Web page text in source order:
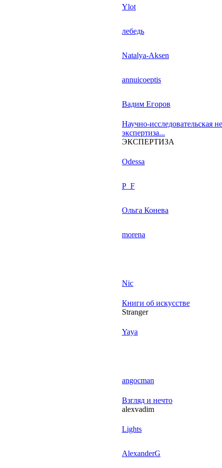
Ylot
лебедь
Natalya-Aksen
annuicoeptis
Вадим Егоров
Научно-исследовательская
экспертиза...
ЭКСПЕРТИЗА
Odessa
P_F
Ольга Конева
morena
Nic
Книги об искусстве
Stranger
Yaya
angocman
Взгляд и нечто
alexvadim
Lights
AlexanderG